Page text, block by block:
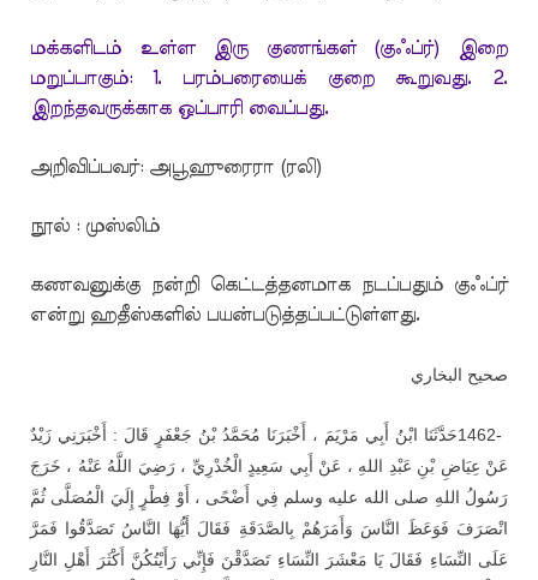
மக்களிடம் உள்ள இரு குணங்கள் (குஃப்ர்) இறை
மறுப்பாகும்: 1. பரம்பரையைக் குறை கூறுவது. 2.
இறந்தவருக்காக ஒப்பாரி வைப்பது.
அறிவிப்பவர்: அபூஹுரைரா (ரலி)
நூல் : முஸ்லிம்
கணவனுக்கு நன்றி கெட்டத்தனமாக நடப்பதும் குஃப்ர்
என்று ஹதீஸ்களில் பயன்படுத்தப்பட்டுள்ளது.
صحيح البخاري
1462-حَدَّثَنَا ابْنُ أَبِي مَرْيَمَ ، أَخْبَرَنَا مُحَمَّدُ بْنُ جَعْفَرٍ قَالَ : أَخْبَرَنِي زَيْدٌ
عَنْ عِيَاضِ بْنِ عَبْدِ اللهِ ، عَنْ أَبِي سَعِيدٍ الْخُدْرِيِّ ، رَضِيَ اللَّهُ عَنْهُ ، خَرَجَ
رَسُولُ اللهِ صلى الله عليه وسلم فِي أَضْحًى ، أَوْ فِطْرٍ إِلَيَ الْمُصَلَّى ثُمَّ
انْصَرَفَ فَوَعَظَ النَّاسَ وَأَمَرَهُمْ بِالصَّدَقَةِ فَقَالَ أَيُّهَا النَّاسُ تَصَدَّقُوا فَمَرَّ
عَلَى النِّسَاءِ فَقَالَ يَا مَعْشَرَ النِّسَاءِ تَصَدَّقْنَ فَإِنِّي رَأَيْتُكُنَّ أَكْثَرَ أَهْلِ النَّارِ